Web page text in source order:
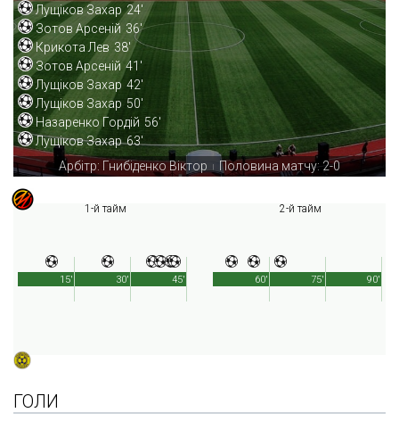
Лущіков Захар 24'
Зотов Арсеній 36'
Крикота Лев 38'
Зотов Арсеній 41'
Лущіков Захар 42'
Лущіков Захар 50'
Назаренко Гордій 56'
Лущіков Захар 63'
Арбітр: Гнибіденко Віктор
| Половина матчу: 2-0
1-й тайм
45'
15' 30'
2-й тайм
90'
60' 75'
ГОЛИ